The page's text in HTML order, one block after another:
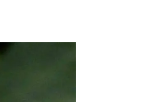
Canvi global